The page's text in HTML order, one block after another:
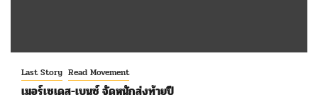
Last Story Read Movement
เมอร์เซเดส-เบนซ์ จัดหนักส่งท้ายปี